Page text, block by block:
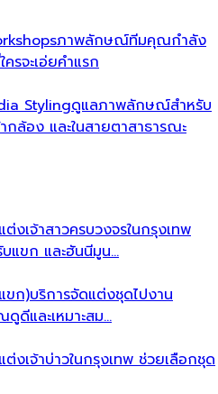
ภาพลักษณ์ทีมคุณกำลัง
รจะเอ่ยคำแรก
Stylingดูแลภาพลักษณ์สำหรับ
ล้อง และในสายตาสาธารณะ
งเจ้าสาวครบวงจรในกรุงเทพ
แขก และฮันนีมูน…
ขก)บริการจัดแต่งชุดไปงาน
ดีและเหมาะสม…
ต่งเจ้าบ่าวในกรุงเทพ ช่วยเลือกชุด